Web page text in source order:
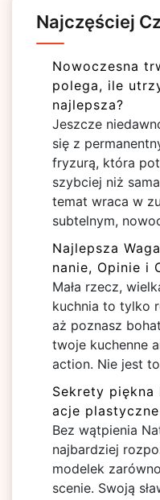
Najczęściej
Nowoczesna
polega, ile
najlepsza?
Jeszcze
się z
fryzurą, która
szybciej niż
temat wraca w
subtelnym,
Najlepsza
nanie, Opinie i
Mała rzecz,
kuchnia to tylko
aż poznasz
twoje kuchenne
action. Nie jest
Sekrety
acje
Bez wątpienia
najbardziej
modelek
scenie. Swoją